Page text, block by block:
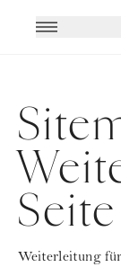
Weiterleitung